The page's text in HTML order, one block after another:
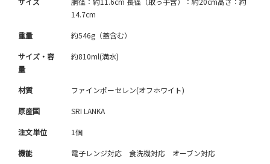
14.7cm
重量 約546g（蓋含む）
サイズ・容
量
約810ml(満水)
材質 ファインポーセレン(オフホワイト)
原産国 SRI LANKA
注文単位 1個
機能 電子レンジ対応 食洗機対応 オーブン対応